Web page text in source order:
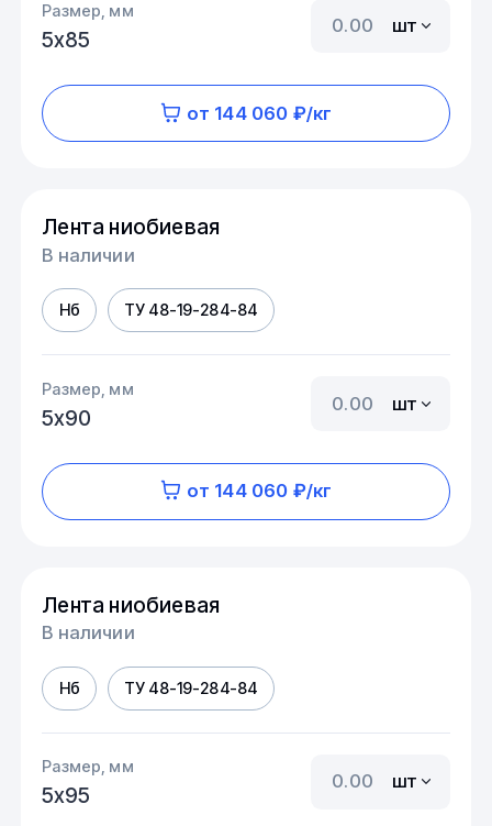
Размер, мм
5х85
шт
от 144 060 ₽/кг
Лента ниобиевая
В наличии
Нб ТУ 48-19-284-84
Размер, мм
5х90
шт
от 144 060 ₽/кг
Лента ниобиевая
В наличии
Нб ТУ 48-19-284-84
Размер, мм
5х95
шт